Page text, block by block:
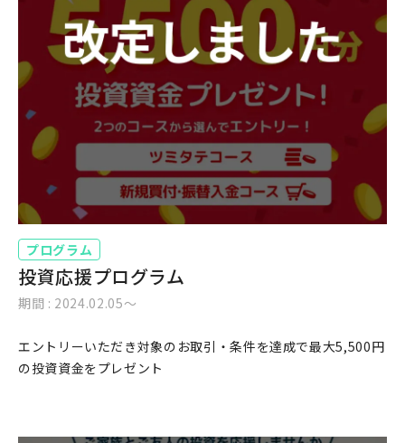
プログラム
投資応援プログラム
期間 : 2024.02.05〜
エントリーいただき対象のお取引・条件を達成で最大5,500円
の投資資金をプレゼント